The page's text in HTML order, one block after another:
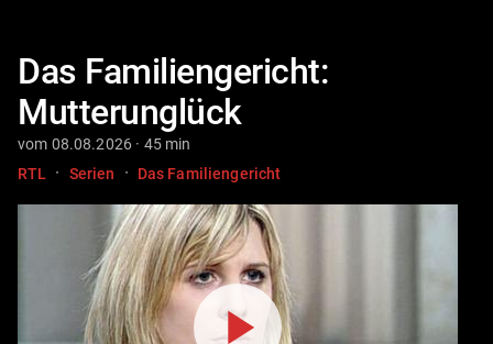
Das Familiengericht:
Mutterunglück
vom 08.08.2026 · 45 min
RTL
· Serien · Das Familiengericht